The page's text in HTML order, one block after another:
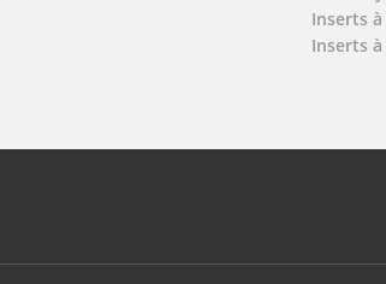
Inserts
Inserts